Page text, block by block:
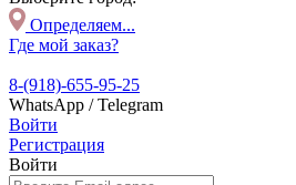
Определяем...
Где мой заказ?
8-(918)-655-95-25
WhatsApp / Telegram
Войти
Регистрация
Войти